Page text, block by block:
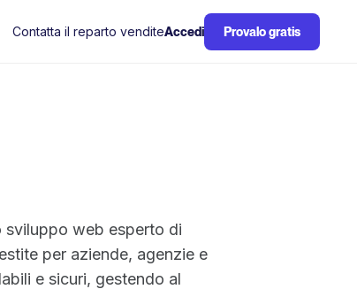
Contatta il reparto venditeAccedi Provalo gratis
sviluppo web esperto di
per aziende, agenzie e
e sicuri, gestendo al